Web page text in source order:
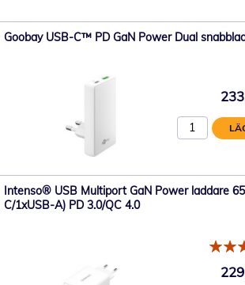
Goobay USB-C™ PD GaN Power Dual
Intenso® USB Multiport GaN Power laddare
C/1xUSB-A) PD 3.0/QC 4.0